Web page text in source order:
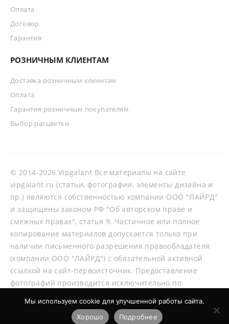
Оплата
Договор
Гарантия
РОЗНИЧНЫМ КЛИЕНТАМ
Доставка розничным клиентам
Оплата
Гарантия розничным покупателям
Выбор расцветки
© 2014-2026 Vipgalant Все материалы на сайте
vipgalant.ru (статьи, фотографии, элементы дизайна и
пр.) являются собственностью компании ООО "ЛАЙРД"
и защищены законом РФ "Об авторском праве и
смежных правах", статья 9. Частичное или полное
копирование материалов допускается только при
наличии письменного разрешения правообладателя
(компании ООО "ЛАЙРД") с обязательной активной
ссылкой на сайт-первоисточник. Предоставление
фотографий производится исключительно по
Мы используем cookie для улучшенной работы сайта.
Хорошо
Подробнее